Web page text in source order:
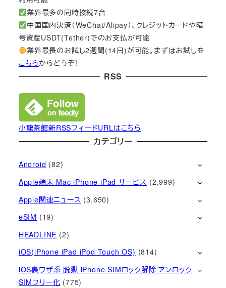
業界最多の同時接続7台
中国国内決済（WeChat/Alipay）、クレジットカードや暗
号資産USDT(Tether)でのお支払が可能
業界最長のお試し2週間(14日)が可能。まずはお試しを
こちらからどうぞ!
RSS
小龍茶館新RSSフィードURLはこちら
カテゴリー
Android (82)
Apple端末 Mac iPhone iPad サービス (2,999)
Apple関連ニュース (3,650)
eSIM (19)
HEADLINE (2)
iOS(iPhone iPad iPod Touch OS) (814)
iOS裏ワザ系 脱獄 iPhone SIMロック解除 アンロック
SIMフリー化 (775)